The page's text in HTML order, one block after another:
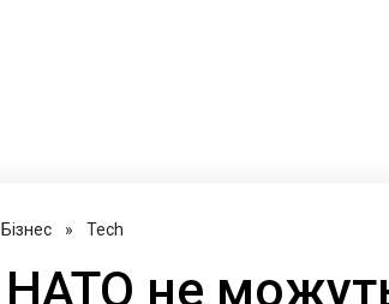
Бізнес » Tech
НАТО не